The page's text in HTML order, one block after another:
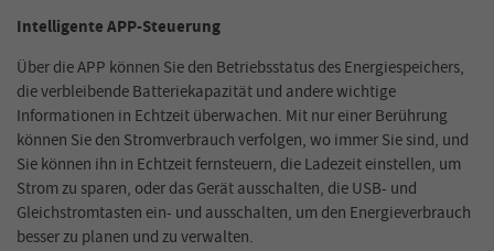
Intelligente APP-Steuerung
Über die APP können Sie den Betriebsstatus des Energiespeichers,
die verbleibende Batteriekapazität und andere wichtige
Informationen in Echtzeit überwachen. Mit nur einer Berührung
können Sie den Stromverbrauch verfolgen, wo immer Sie sind, und
Sie können ihn in Echtzeit fernsteuern, die Ladezeit einstellen, um
Strom zu sparen, oder das Gerät ausschalten, die USB- und
Gleichstromtasten ein- und ausschalten, um den Energieverbrauch
besser zu planen und zu verwalten.